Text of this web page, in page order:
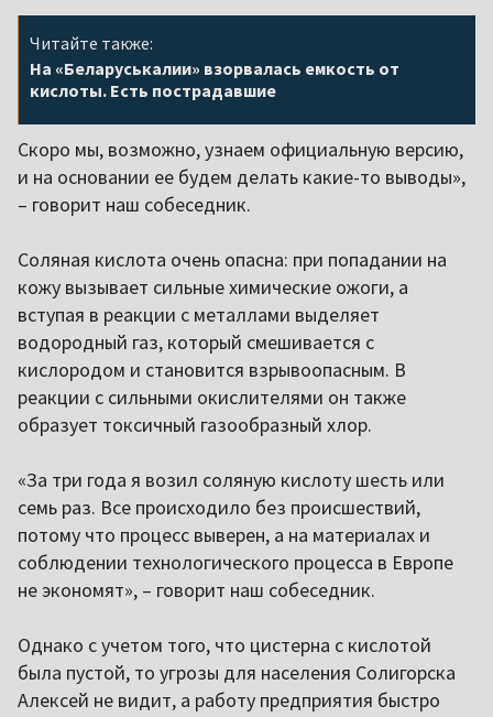
Читайте также:
На «Беларуськалии» взорвалась емкость от
кислоты. Есть пострадавшие
Скоро мы, возможно, узнаем официальную версию,
и на основании ее будем делать какие-то выводы»,
– говорит наш собеседник.
Соляная кислота очень опасна: при попадании на
кожу вызывает сильные химические ожоги, а
вступая в реакции с металлами выделяет
водородный газ, который смешивается с
кислородом и становится взрывоопасным. В
реакции с сильными окислителями он также
образует токсичный газообразный хлор.
«За три года я возил соляную кислоту шесть или
семь раз. Все происходило без происшествий,
потому что процесс выверен, а на материалах и
соблюдении технологического процесса в Европе
не экономят», – говорит наш собеседник.
Однако с учетом того, что цистерна с кислотой
была пустой, то угрозы для населения Солигорска
Алексей не видит, а работу предприятия быстро